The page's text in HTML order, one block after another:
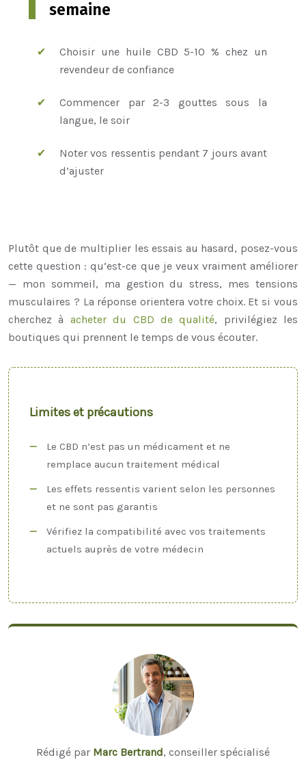
semaine
Choisir une huile CBD 5-10 % chez un
revendeur de confiance
Commencer par 2-3 gouttes sous la
langue, le soir
Noter vos ressentis pendant 7 jours avant
d’ajuster
Plutôt que de multiplier les essais au hasard, posez-vous
cette question : qu’est-ce que je veux vraiment améliorer
— mon sommeil, ma gestion du stress, mes tensions
musculaires ? La réponse orientera votre choix. Et si vous
cherchez à acheter du CBD de qualité, privilégiez les
boutiques qui prennent le temps de vous écouter.
Limites et précautions
Le CBD n’est pas un médicament et ne
remplace aucun traitement médical
Les effets ressentis varient selon les personnes
et ne sont pas garantis
Vérifiez la compatibilité avec vos traitements
actuels auprès de votre médecin
Rédigé par Marc Bertrand, conseiller spécialisé